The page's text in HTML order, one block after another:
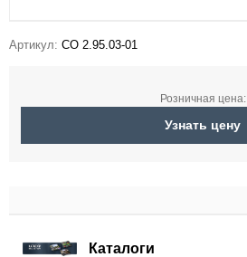
Артикул: СО 2.95.03-01
Розничная цена:
Узнать цену
Каталоги